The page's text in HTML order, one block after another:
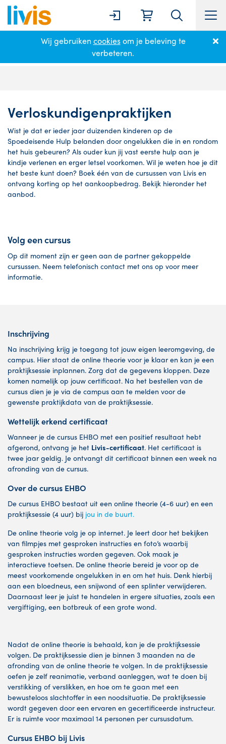
Wij gebruiken cookiesom je beleving te
verbeteren.
Verloskundigenpraktijken
Verloskundigenpraktijken
Wist je dat er ieder jaar duizenden kinderen op de
Spoedeisende Hulp belanden door ongelukken die in en rondom
het huis gebeuren? Als ouder kun jij vast eerste hulp aan je
kindje verlenen en erger letsel voorkomen. Wil je weten hoe je dit
het beste kunt doen? Boek één van de cursussen van Livis en
ontvang korting op het aankoopbedrag. Bekijk hieronder het
aanbod.
Volg een cursus
Op dit moment zijn er geen aan de partner gekoppelde
cursussen. Neem telefonisch contact met ons op voor meer
informatie.
Inschrijving
Na inschrijving krijg je toegang tot jouw eigen leeromgeving, de
campus. Hier staat de online theorie voor je klaar en kan je een
praktijksessie inplannen. Zorg dat de gegevens kloppen. Deze
komen namelijk op jouw certificaat. Na het bestellen van de
cursus dien je je via de campus aan te melden voor de
gewenste praktijkdata van de praktijksessie.
Wettelijk erkend certificaat
Wanneer je de cursus EHBO met een positief resultaat hebt
afgerond, ontvang je het Livis-certificaat. Het certificaat is
twee jaar geldig. Je ontvangt dit certificaat binnen een week na
afronding van de cursus.
Over de cursus EHBO
De cursus EHBO bestaat uit een online theorie (4-6 uur) en een
praktijksessie (4 uur) bij jou in de buurt.
De online theorie volg je op internet. Je leert door het bekijken
van filmpjes met gesproken instructies en foto’s waarbij
gesproken instructies worden gegeven. Ook maak je
interactieve toetsen. De online theorie bereid je voor op de
meest voorkomende ongelukken in en om het huis. Denk hierbij
aan een bloedneus, een snijwond of een splinter verwijderen.
Daarnaast leer je juist te handelen in ergere situaties, zoals een
vergiftiging, een botbreuk of een grote wond.
Nadat de online theorie is behaald, kan je de praktijksessie
volgen. De praktijksessie dien je binnen 3 maanden na de
afronding van de online theorie te volgen. In de praktijksessie
oefen je zelf reanimatie, verband aanleggen, wat te doen bij
verstikking of verslikken, en hoe om te gaan met een
bewusteloos slachtoffer in een noodsituatie. De praktijksessie
wordt gegeven door een ervaren en gecertificeerde instructeur.
Er is ruimte voor maximaal 14 personen per cursusdatum.
Cursus EHBO bij Livis